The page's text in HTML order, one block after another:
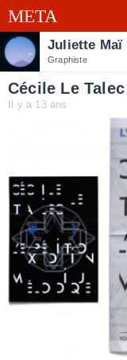
Juliette Maï
Graphiste
Cécile Le Talec
Il y a 13 ans